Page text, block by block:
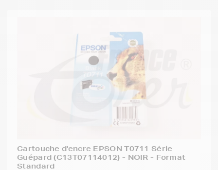
Cartouche d'encre EPSON T0711 Série
Guépard (C13T07114012) - NOIR - Format
Standard